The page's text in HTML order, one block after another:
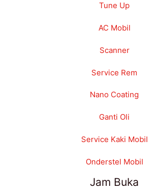
Tune Up
AC Mobil
Scanner
Service Rem
Nano Coating
Ganti Oli
Service Kaki Mobil
Onderstel Mobil
Jam Buka